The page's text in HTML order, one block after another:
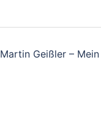
Martin Geißler –